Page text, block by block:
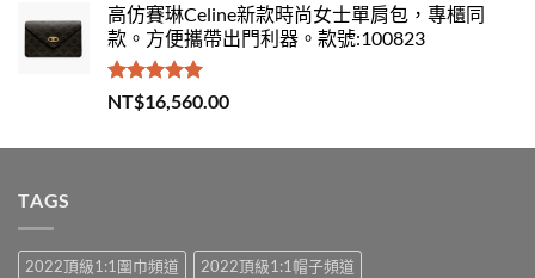
高仿賽琳Celine新款時尚女士單肩包，專櫃同
款。方便攜帶出門利器。款號:100823
評分5.00
滿分 5
NT$16,560.00
TAGS
2022頂級1:1圍巾頻道
2022頂級1:1帽子頻道